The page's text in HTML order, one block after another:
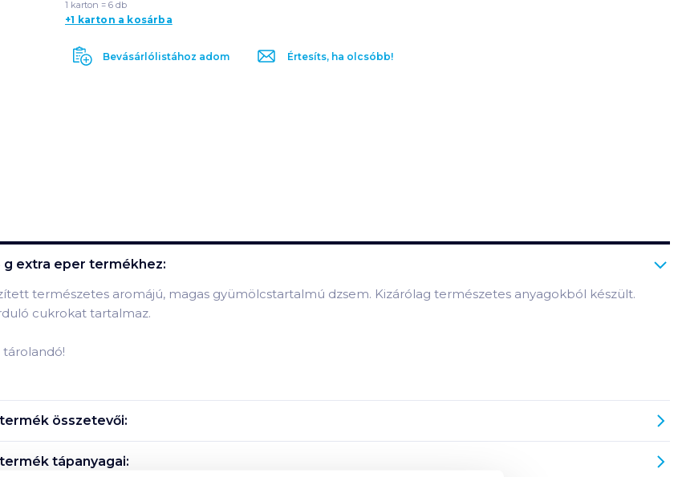
1 karton = 6 db
+1 karton a kosárba
Bevásárlólistához adom Értesíts, ha olcsóbb!
g extra eper termékhez:
természetes aromájú, magas gyümölcstartalmú dzsem. Kizárólag természetes anyagokból készült.
cukrokat tartalmaz.
tárolandó!
termék összetevői:
termék tápanyagai: